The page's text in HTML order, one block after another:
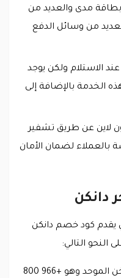
مدى والعديد من
من وسائل الدفع
الاستلام ولكن يوجد
الخدمة بالإضافة إلى
لاين عن طريق تشفير
بالعملاء لضمان الأمان
دانكن
يقدم كود خصم دانكن
التالي:
أولا يمكن استخدام الخط الساخن الموحد وهو +966 800